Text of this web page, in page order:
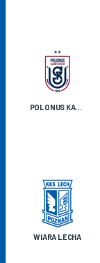
POLONUS KAZIMIERZ BISKUPI
WIARA LECHA